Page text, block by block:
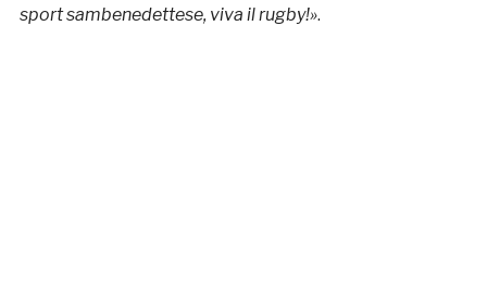
sport sambenedettese, viva il rugby!».